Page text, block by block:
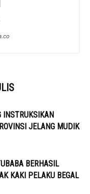
INSTRUKSIKAN
JELANG MUDIK
BERHASIL
KAKI PELAKU BEGAL